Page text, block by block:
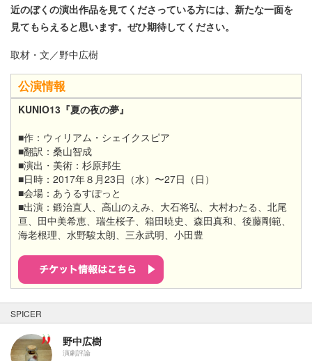
近のぼくの演出作品を見てくださっている方には、新たな一面を
見てもらえると思います。ぜひ期待してください。
取材・文／野中広樹
公演情報
KUNIO13『夏の夜の夢』
■作：ウィリアム・シェイクスピア
■翻訳：桑山智成
■演出・美術：杉原邦生
■日時：2017年８月23日（水）〜27日（日）
■会場：あうるすぽっと
■出演：鍛治直人、高山のえみ、大石将弘、大村わたる、北尾
亘、田中美希恵、瑞生桜子、箱田暁史、森田真和、後藤剛範、
海老根理、水野駿太朗、三永武明、小田豊
SPICER
野中広樹
演劇評論